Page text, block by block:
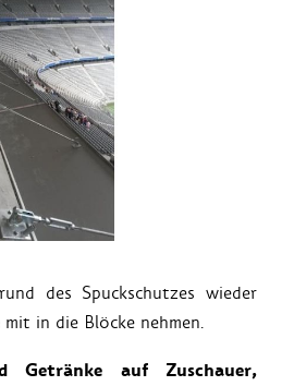
des Spuckschutzes wieder
mit in die Blöcke nehmen.
Getränke auf Zuschauer,